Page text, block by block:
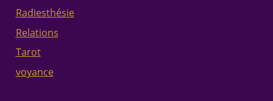
Radiesthésie
Relations
Tarot
voyance